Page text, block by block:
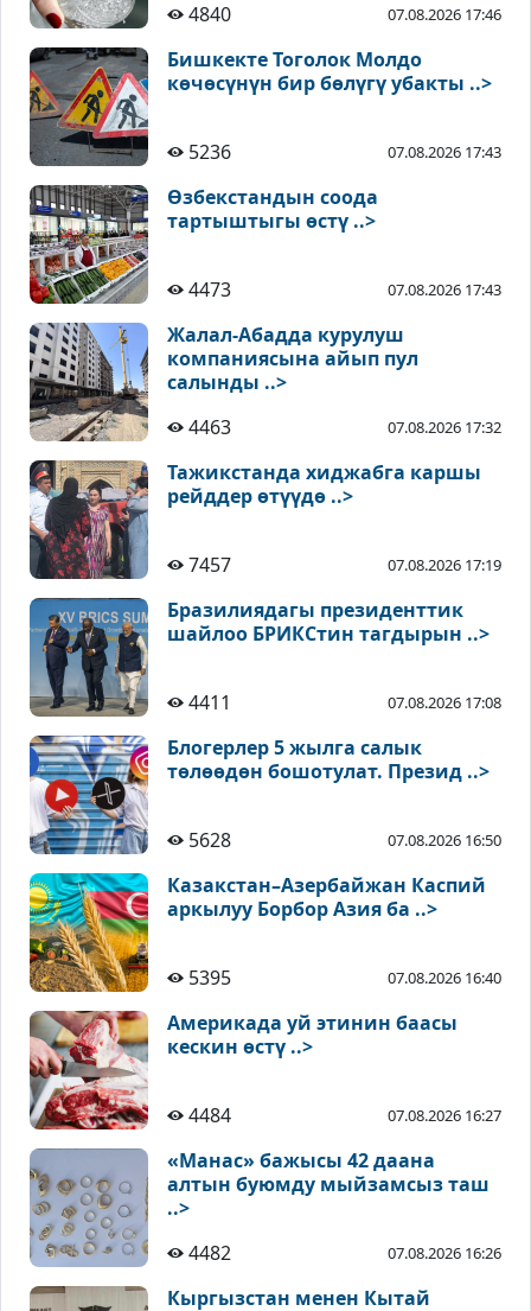
4840 07.08.2026 17:46
Бишкекте Тоголок Молдо
көчөсүнүн бир бөлүгү убакты ..>
5236 07.08.2026 17:43
Өзбекстандын соода
тартыштыгы өстү ..>
4473 07.08.2026 17:43
Жалал-Абадда курулуш
компаниясына айып пул
салынды ..>
4463
07.08.2026 17:32
Тажикстанда хиджабга каршы
рейддер өтүүдө ..>
7457 07.08.2026 17:19
Бразилиядагы президенттик
шайлоо БРИКСтин тагдырын ..>
4411 07.08.2026 17:08
Блогерлер 5 жылга салык
төлөөдөн бошотулат. Презид ..>
5628 07.08.2026 16:50
Казакстан–Азербайжан Каспий
аркылуу Борбор Азия ба ..>
5395 07.08.2026 16:40
Америкада уй этинин баасы
кескин өстү ..>
4484 07.08.2026 16:27
«Манас» бажысы 42 даана
алтын буюмду мыйзамсыз таш
..>
4482
07.08.2026 16:26
Кыргызстан менен Кытай